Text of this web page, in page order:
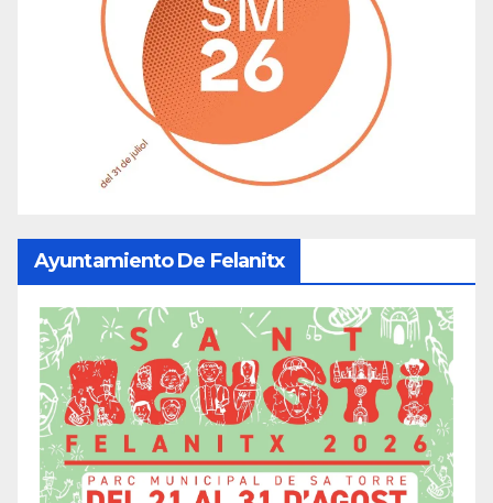
Ayuntamiento De Felanitx